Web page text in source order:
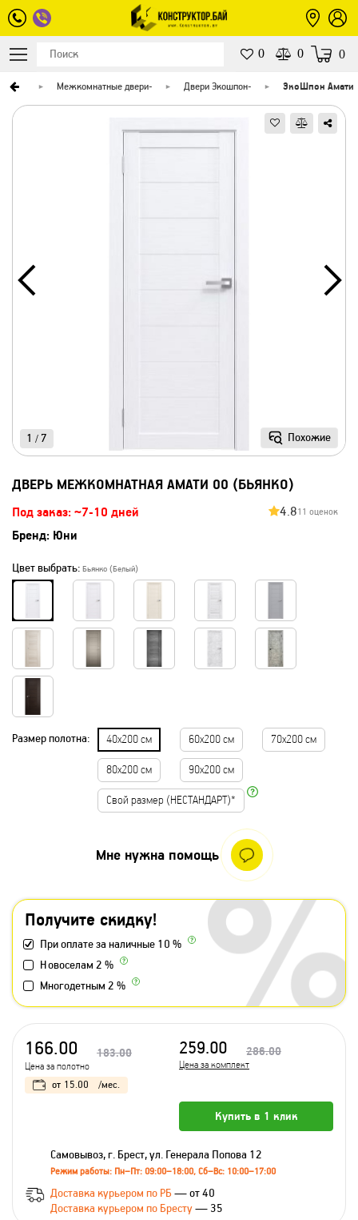
0 0 0
Межкомнатные двери- Двери Экошпон- ЭкоШпон Амати
Похожие
1 / 7
ДВЕРЬ МЕЖКОМНАТНАЯ АМАТИ 00 (БЬЯНКО)
Под заказ: ~7-10 дней 4.811 оценок
Бренд: Юни
Цвет выбрать: Бьянко (Белый)
Размер полотна: 40х200 см 60х200 см 70х200 см
80х200 см 90х200 см
Свой размер (НЕСТАНДАРТ)*
Получите скидку!
При оплате за наличные 10 %
Новоселам 2 %
Многодетным 2 %
Мне нужна помощь
166.00 183.00
Цена за полотно
259.00 286.00
Цена за комплект
от 15.00 /мес.
Купить в 1 клик
Самовывоз, г. Брест, ул. Генерала Попова 12
Режим работы: Пн–Пт: 09:00–18:00, Сб–Вс: 10:00–17:00
Доставка курьером по РБ — от 40
Доставка курьером по Бресту— 35